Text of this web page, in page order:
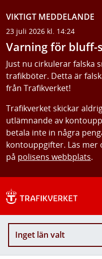
VIKTIGT MEDDELANDE
23 juli 2026 kl. 14:24
Varning för bluff-
Just nu cirkulerar falska
trafikböter. Detta är
från Trafikverket!
Trafikverket skickar
utlämnande av
betala inte in några
kontouppgifter. Läs mer
på polisens webbplats.
Inget län valt